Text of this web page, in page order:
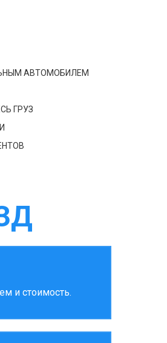
АВТОМОБИЛЕМ
ГРУЗ
и стоимость.